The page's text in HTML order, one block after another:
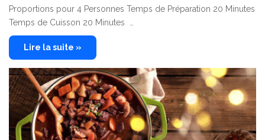
Proportions pour 4 Personnes Temps de Préparation 20 Minutes
Temps de Cuisson 20 Minutes …
Lire la suite »